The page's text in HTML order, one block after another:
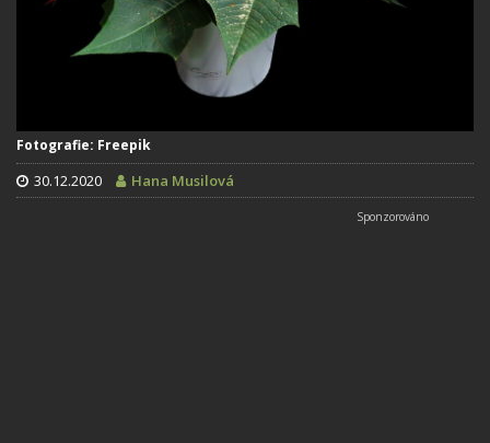
Fotografie: Freepik
30.12.2020 Hana Musilová